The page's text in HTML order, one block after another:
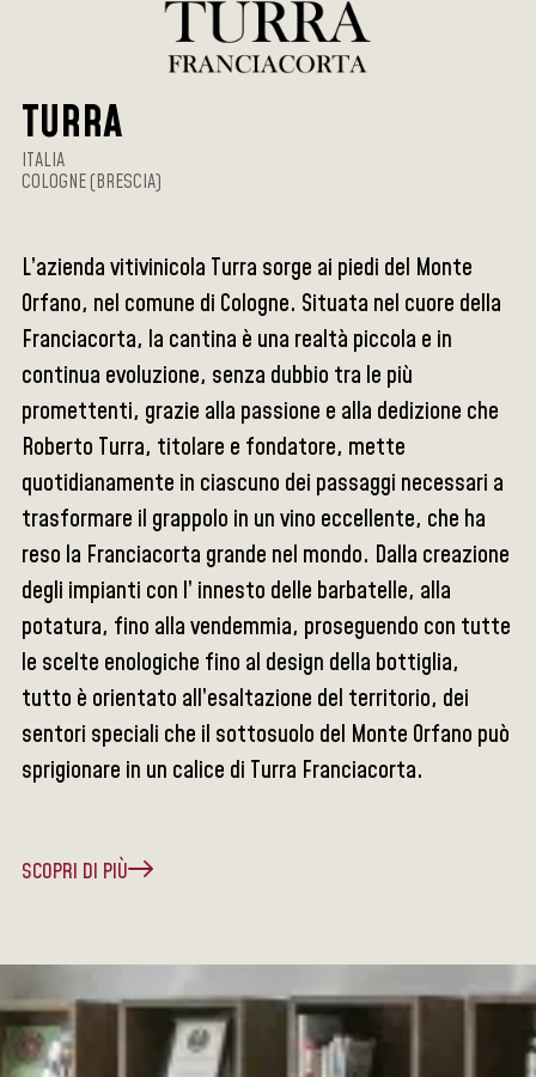
TURRA
ITALIA
COLOGNE (BRESCIA)
L’azienda vitivinicola Turra sorge ai piedi del Monte
Orfano, nel comune di Cologne. Situata nel cuore della
Franciacorta, la cantina è una realtà piccola e in
continua evoluzione, senza dubbio tra le più
promettenti, grazie alla passione e alla dedizione che
Roberto Turra, titolare e fondatore, mette
quotidianamente in ciascuno dei passaggi necessari a
trasformare il grappolo in un vino eccellente, che ha
reso la Franciacorta grande nel mondo. Dalla creazione
degli impianti con l’ innesto delle barbatelle, alla
potatura, fino alla vendemmia, proseguendo con tutte
le scelte enologiche fino al design della bottiglia,
tutto è orientato all’esaltazione del territorio, dei
sentori speciali che il sottosuolo del Monte Orfano può
sprigionare in un calice di Turra Franciacorta.
SCOPRI DI PIÙ